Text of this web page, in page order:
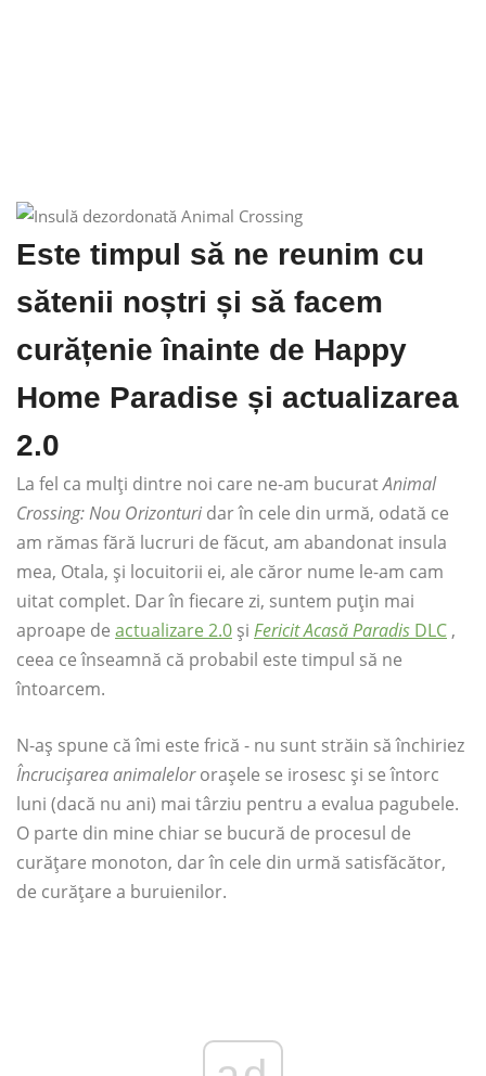
Este timpul să ne reunim cu
sătenii noștri și să facem
curățenie înainte de Happy
Home Paradise și actualizarea
2.0
La fel ca mulți dintre noi care ne-am bucuratAnimal
Crossing: Nou Orizonturi dar în cele din urmă, odată ce
am rămas fără lucruri de făcut, am abandonat insula
mea, Otala, și locuitorii ei, ale căror nume le-am cam
uitat complet. Dar în fiecare zi, suntem puțin mai
aproape de actualizare 2.0 și Fericit Acasă Paradis DLC ,
ceea ce înseamnă că probabil este timpul să ne
întoarcem.
N-aș spune că îmi este frică - nu sunt străin să închiriez
Încrucișarea animalelororașele se irosesc și se întorc
luni (dacă nu ani) mai târziu pentru a evalua pagubele.
O parte din mine chiar se bucură de procesul de
curățare monoton, dar în cele din urmă satisfăcător,
de curățare a buruienilor.